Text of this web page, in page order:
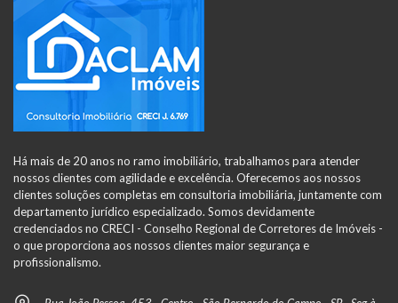
Há mais de 20 anos no ramo imobiliário, trabalhamos para atender
nossos clientes com agilidade e excelência. Oferecemos aos nossos
clientes soluções completas em consultoria imobiliária, juntamente com
departamento jurídico especializado. Somos devidamente
credenciados no CRECI - Conselho Regional de Corretores de Imóveis -
o que proporciona aos nossos clientes maior segurança e
profissionalismo.